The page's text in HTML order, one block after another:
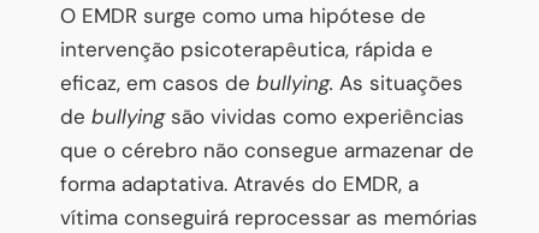
O EMDR surge como uma hipótese de
intervenção psicoterapêutica, rápida e
eficaz, em casos de bullying. As situações
de bullyingsão vividas como experiências
que o cérebro não consegue armazenar de
forma adaptativa. Através do EMDR, a
vítima conseguirá reprocessar as memórias